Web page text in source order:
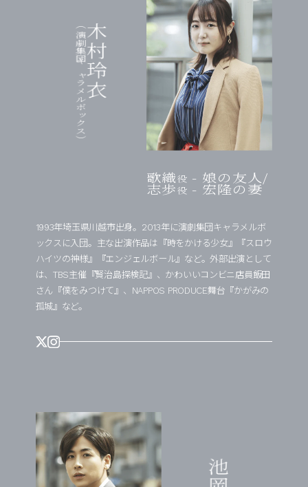
歌織役 - 娘の友人/
志歩役 - 宏隆の妻
木村玲衣
（演劇集団キャラメルボックス）
1993年埼玉県川越市出身。2013年に演劇集団キャラメルボ
ックスに入団。主な出演作品は『時をかける少女』『スロウ
ハイツの神様』『エンジェルボール』など。外部出演として
は、TBS主催『賢治島探検記』、かわいいコンビニ店員飯田
さん『僕をみつけて』、NAPPOS PRODUCE舞台『かがみの
孤城』など。